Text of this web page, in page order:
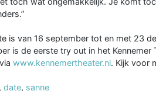
is van 16 september tot en met 23
is de eerste try out in het
www.kennemertheater.nl. Kijk voor
, date, sanne